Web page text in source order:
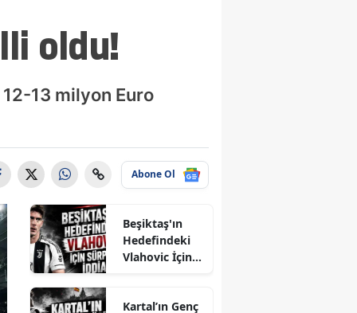
oldu!
13 milyon Euro
Abone Ol
Beşiktaş'ın
Hedefindeki
Vlahovic İçin
Kartal’ın Genç